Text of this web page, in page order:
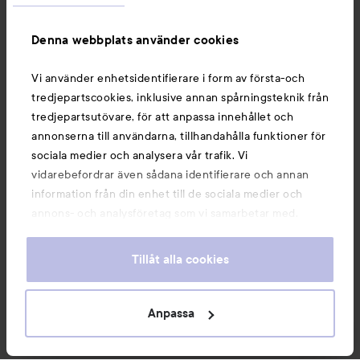
Denna webbplats använder cookies
Vi använder enhetsidentifierare i form av första-och
tredjepartscookies, inklusive annan spårningsteknik från
tredjepartsutövare, för att anpassa innehållet och
annonserna till användarna, tillhandahålla funktioner för
sociala medier och analysera vår trafik. Vi
vidarebefordrar även sådana identifierare och annan
information från din enhet till de sociala medier och
annons- och analysföretag som vi samarbetar med.
information som du har tillhandahållit eller som de har
våra cookies vid fortsatt användande av vår webbplats.
För information om hur du kan ändra inställningarna för
Tillåt alla cookies
Anpassa
Du kanske också gillar